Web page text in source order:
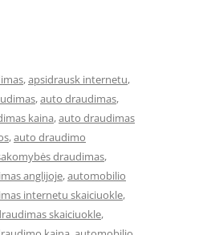
,apsidrausk internetu,
,auto draudimas,
kaina,auto draudimas
,auto draudimo
draudimas,
anglijoje,automobilio
internetu skaiciuokle,
skaiciuokle,